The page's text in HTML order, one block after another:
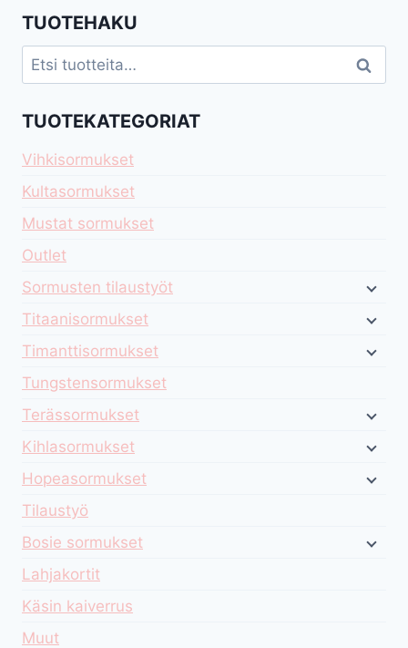
TUOTEHAKU
Etsi: Haku
TUOTEKATEGORIAT
Vihkisormukset
Kultasormukset
Mustat sormukset
Outlet
Sormusten tilaustyöt
Titaanisormukset
Timanttisormukset
Tungstensormukset
Terässormukset
Kihlasormukset
Hopeasormukset
Tilaustyö
Bosie sormukset
Lahjakortit
Käsin kaiverrus
Muut